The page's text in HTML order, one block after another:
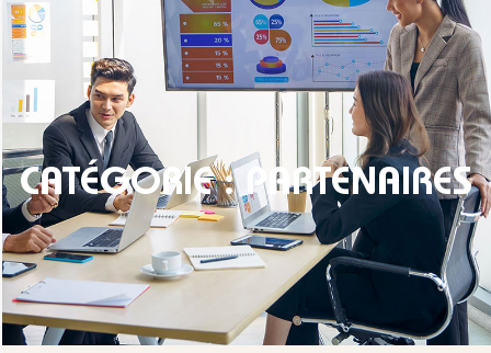
CATÉGORIE : PARTENAIRES